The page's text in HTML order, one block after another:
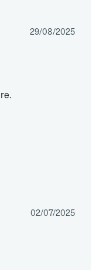
29/08/2025
02/07/2025